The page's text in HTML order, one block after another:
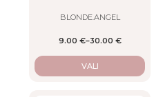
BLONDE.ANGEL
9.00 €–30.00 €
VALI
product
page